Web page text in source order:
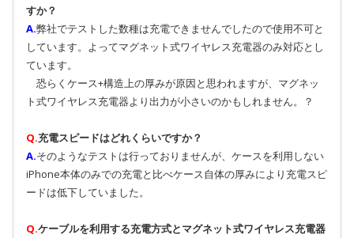
すか？
A.弊社でテストした数種は充電できませんでしたので使用不可と
しています。よってマグネット式ワイヤレス充電器のみ対応とし
ています。
恐らくケース+構造上の厚みが原因と思われますが、マグネッ
ト式ワイヤレス充電器より出力が小さいのかもしれません。？
Q.充電スピードはどれくらいですか？
A.そのようなテストは行っておりませんが、ケースを利用しない
iPhone本体のみでの充電と比べケース自体の厚みにより充電スピ
ードは低下していました。
Q.ケーブルを利用する充電方式とマグネット式ワイヤレス充電器